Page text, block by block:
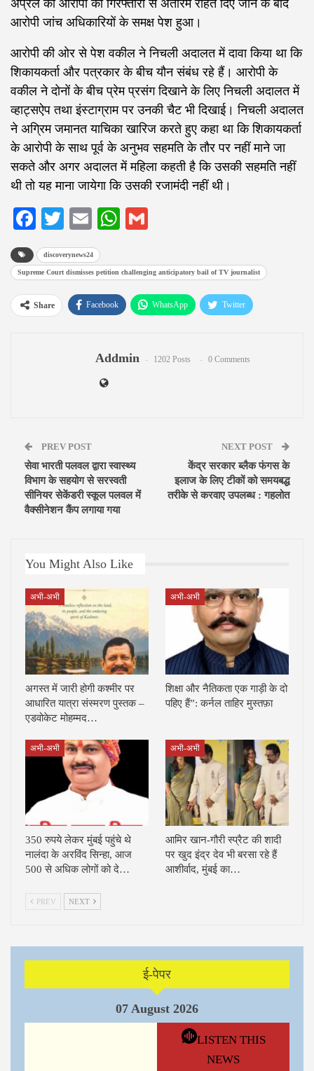
अप्रैल को आरोपी को गिरफ्तारी से अंतरिम राहत दिए जाने के बाद
आरोपी जांच अधिकारियों के समक्ष पेश हुआ।
आरोपी की ओर से पेश वकील ने निचली अदालत में दावा किया था कि
शिकायकर्ता और पत्रकार के बीच यौन संबंध रहे हैं। आरोपी के
वकील ने दोनों के बीच प्रेम प्रसंग दिखाने के लिए निचली अदालत में
व्हाट्सऐप तथा इंस्टाग्राम पर उनकी चैट भी दिखाई। निचली अदालत
ने अग्रिम जमानत याचिका खारिज करते हुए कहा था कि शिकायकर्ता
के आरोपी के साथ पूर्व के अनुभव सहमति के तौर पर नहीं माने जा
सकते और अगर अदालत में महिला कहती है कि उसकी सहमति नहीं
थी तो यह माना जायेगा कि उसकी रजामंदी नहीं थी।
Facebook
TwitterEmailWhatsApp
discoverynews24
Supreme Court dismisses petition challenging anticipatory bail of TV journalist
Share Facebook WhatsApp Twitter
Addmin 1202 Posts 0 Comments
PREV POST
सेवा भारती पलवल द्वारा स्वास्थ्य
विभाग के सहयोग से सरस्वती
सीनियर सेकेंडरी स्कूल पलवल में
वैक्सीनेशन कैंप लगाया गया
NEXT POST
केंद्र सरकार ब्लैक फंगस के
इलाज के लिए टीकों को समयबद्ध
तरीके से करवाए उपलब्ध : गहलोत
You Might Also Like
अभी-अभी
अगस्त में जारी होगी कश्मीर पर
आधारित यात्रा संस्मरण पुस्तक –
एडवोकेट मोहम्मद…
अभी-अभी
शिक्षा और नैतिकता एक गाड़ी के दो
पहिए हैं”: कर्नल ताहिर मुस्तफ़ा
अभी-अभी
350 रुपये लेकर मुंबई पहुंचे थे
नालंदा के अरविंद सिन्हा, आज
500 से अधिक लोगों को दे…
अभी-अभी
आमिर खान-गौरी स्प्रैट की शादी
पर खुद इंद्र देव भी बरसा रहे हैं
आशीर्वाद, मुंबई का…
PREV NEXT
ई-पेपर
07 August 2026
LISTEN THIS
NEWS